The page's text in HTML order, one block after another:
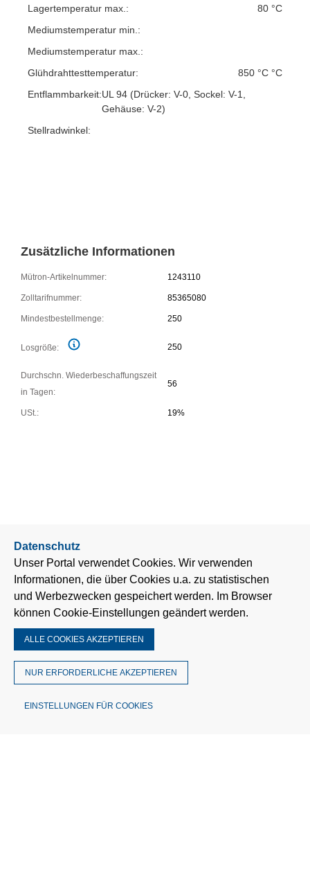
Lagertemperatur max.:
80 °C
Mediumstemperatur min.:
Mediumstemperatur max.:
Glühdrahttesttemperatur:
850 °C °C
Entflammbarkeit:UL 94 (Drücker: V-0, Sockel: V-1,
Gehäuse: V-2)
Stellradwinkel:
Zusätzliche Informationen
Mütron-Artikelnummer: 1243110
Zolltarifnummer: 85365080
Mindestbestellmenge: 250
Losgröße: 250
Durchschn. Wiederbeschaffungszeit
in Tagen:
56
USt.: 19%
Datenschutz
Unser Portal verwendet Cookies. Wir verwenden
Informationen, die über Cookies u.a. zu statistischen
und Werbezwecken gespeichert werden. Im Browser
können Cookie-Einstellungen geändert werden.
ALLE COOKIES AKZEPTIEREN
NUR ERFORDERLICHE AKZEPTIEREN
EINSTELLUNGEN FÜR COOKIES